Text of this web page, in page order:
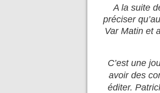
A la suite
préciser
Var Matin et
C’est une
avoir des
éditer.